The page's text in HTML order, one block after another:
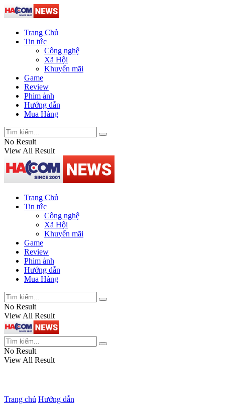
Trang Chủ
Tin tức
Công nghệ
Xã Hội
Khuyến mãi
Game
Review
Phim ảnh
Hướng dẫn
Mua Hàng
No Result
View All Result
Trang Chủ
Tin tức
Công nghệ
Xã Hội
Khuyến mãi
Game
Review
Phim ảnh
Hướng dẫn
Mua Hàng
No Result
View All Result
No Result
View All Result
Trang chủ Hướng dẫn